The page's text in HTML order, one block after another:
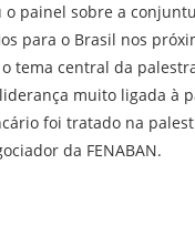
o painel sobre a
para o Brasil nos
tema central da
muito ligada à
foi tratado na
da FENABAN.